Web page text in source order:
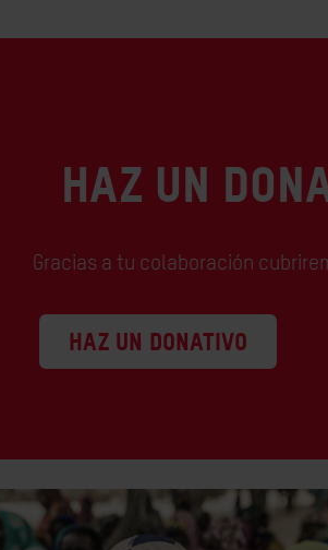
HAZ UN
Gracias a tu colaboración
HAZ UN DONATIVO